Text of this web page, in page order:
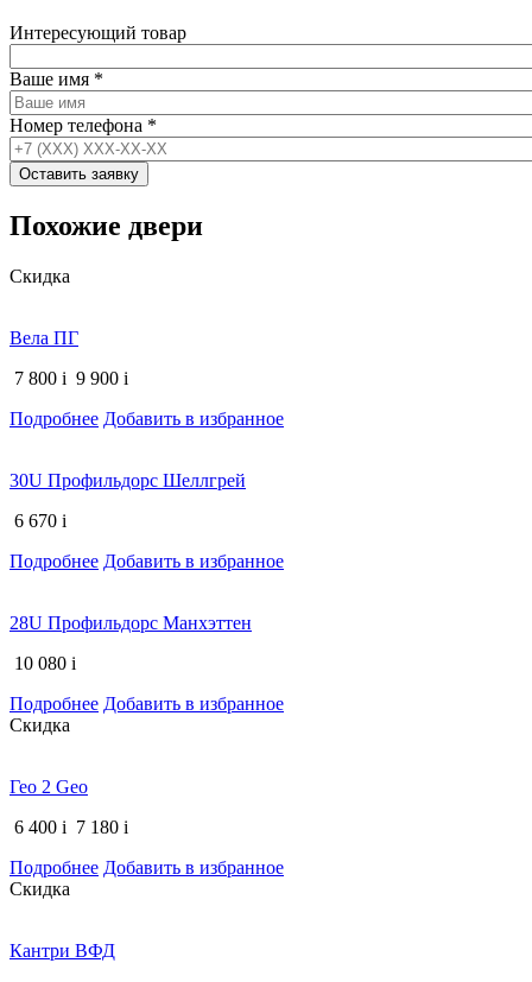
Интересующий товар
Ваше имя *
Номер телефона *
Похожие двери
Скидка
Вела ПГ
7 800 i 9 900 i
Подробнее Добавить в избранное
30U Профильдорс Шеллгрей
6 670 i
Подробнее Добавить в избранное
28U Профильдорс Манхэттен
10 080 i
Подробнее Добавить в избранное
Скидка
Гео 2 Geo
6 400 i 7 180 i
Подробнее Добавить в избранное
Скидка
Кантри ВФД